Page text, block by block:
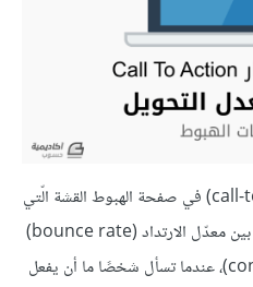
يُمثّل الدعوة إلى إجراء (call-to-action) في صفحة الهبوط القشة الّتي
يُمكن لها أن تكسر ظهر البعير، وذلك بين معدّل الارتداد (bounce rate)
ومعدّل التحويل (conversion rate)، عندما تسأل شخصًا ما أن يفعل